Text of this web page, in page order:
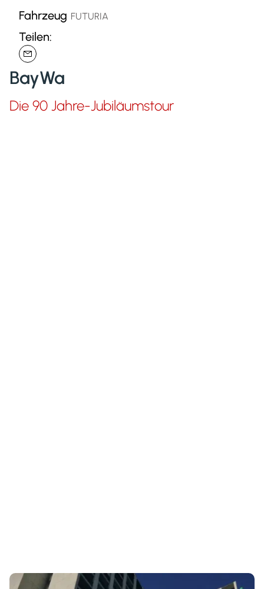
Fahrzeug FUTURIA
Teilen:
BayWa
Die 90 Jahre-Jubiläumstour